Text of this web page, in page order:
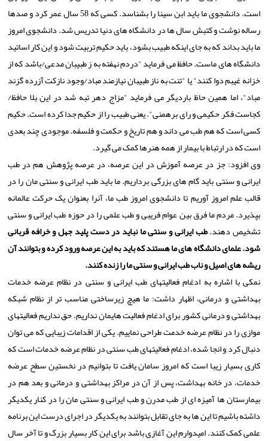
است. دانشجوی ما باید ابن سینا را بشناسد. کسی که 58 سال عمر کرد و صدها
رساله نوشت و کتبش سال ها در دانشگاه های دنیا تدریس شد. دانشجوی امروز
ما باید بداند که به جای اینکه طبیب بشود، باید حکیم تربیت شود و این کار اساتید
دانشگاه های ماست. حافظ می فرماید "دردم نهفته به ز طبیبان مدعی/باشد که از
خزانه غیبم دوا کنند" یا "تنت به ناز طبیبان نیازمند مباد/وجود نازکت آزرده گزند
مباد"، اما همین حاظ باردیگر می فرماید "مزاج دهر تبه شد در این بلا حافظ/
کجاست فکر حکیمی و رای برهمنی". یعنی طبیب را از حکیم جدا کرده است. حکیم
کسی است که هم طب می داند و هم تاریخ و حکمت و فلسفه. موجودی چند بعدی
است که در ارتباط با بیمار از همه هنرها کمک می گیرد.
وی افزود: جز در عرصه آموزش در این عرصه، در عرصه پژوهش هم در طب
ایرانی و سنتی باید گام های بزرگی برداریم. ما باید طب ایرانی و سنتی مان را در
قالب علم امروز آوریم تا دانشجوی امروز طب ما، آنرا بعنوان یک حرکت عالمانه
بپذیرد. مردم ما فرق بین عوام فریبی و طب علمی را در حوزه طب ایرانی و سنتی
تشخیص دهند.طب ایرانی و سنتی ما نباید در دست پلید جهل و خرافه قربانی
شود. علمای دانشگاه های ما هستند که باید به این عرصه ورود کرده و بتوانند آن
ریشه های اصیل و ناب طب ایرانی و سنتی ما را زنده کنند.
نمکی با اشاره به ادغام فعالیتهای طب ایرانی و سنتی در نظام عرضه خدمات
بهداشتی و درمانی، اظهار داشت: ما هیچ زیرساختی مناسب تر از نظام شبکه
بهداشتی و درمانی کشور برای ادغام فعالیت هایمان نداریم. حق نداریم فعالیتهای
موازی را در نظام عرضه خدمت طراحی نماییم. یکی از اقدامات زیبایی که می توان
دنبال کرد و انجا شده، ادغام فعالیتهای طب سنتی در نظام عرضه خدمات است که
کاری بسیار زیبا است که امروز سامان یافت تا بتوانیم در نخستین سطح عرضه
خدمات، در خانه بهداشت، پس از آن در مراکز بهداشتی و درمانی و بعد هم در
بیمارستان ها آمیزه ای از طب مدرن و طب ایرانی و سنتی مان را در کنار یکدیگر
داشته باشیم تا این ها به جای تقابل بتوانند به یکدیگر در اجرای درست این برنامه
علمی کمک کنند. امیدوارم این آغازی باشد برای این کار بسیار بزرگ و تا آخر سال